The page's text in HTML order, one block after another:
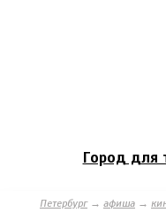
Город для
Петербург→ афиша →